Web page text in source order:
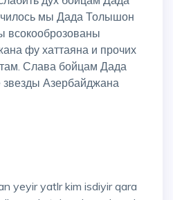
мы Дада Толышон
всокооброзованы
фу хаттаяна и прочих
Слава бойцам Дада
Азербайджана
yeyir yatlr kim isdiyir qara